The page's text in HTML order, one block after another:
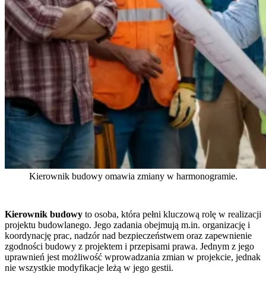
Kierownik budowy omawia zmiany w harmonogramie.
Kierownik budowy to osoba, która pełni kluczową rolę w realizacji
projektu budowlanego. Jego zadania obejmują m.in. organizację i
koordynację prac, nadzór nad bezpieczeństwem oraz zapewnienie
zgodności budowy z projektem i przepisami prawa. Jednym z jego
uprawnień jest możliwość wprowadzania zmian w projekcie, jednak
nie wszystkie modyfikacje leżą w jego gestii.